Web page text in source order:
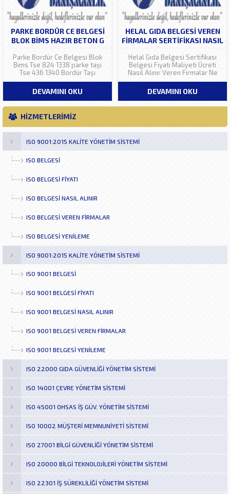
PARKE BORDÜR CE BELGESI
BLOK BIMS HAZIR BETON G
Parke Bordür Ce Belgesi Blok
Bims Tse 824 1338 parke taşı
Tse 436 1340 Bordür Taşı
Agrega Ce Fiyatı Maliyeti Ücreti
Nasıl Alınır Veren Firmalar Ne
kadar Nereden Alınır
Danışmanlık Sertifikası Yenileme
Ankara Fiyatları Maliyetleri
Yenileme Ara Denetim Geçerlilik
Süresi...
DEVAMINI OKU
HELAL GIDA BELGESI VEREN
FIRMALAR SERTIFIKASI NASIL
Helal Gıda Belgesi Sertifikası
Belgesi Fiyatı Maliyeti Ücreti
Nasıl Alınır Veren Firmalar Ne
kadar Nereden Alınır
Danışmanlık Eğitimi Yenileme
Ankara iso 9001 belgesi
Fiyatları Maliyetleri Yenileme
Kuruluşlar Belgelendirme
Firmaları İstanbul...
DEVAMINI OKU
HİZMETLERİMİZ
ISO 9001:2015 KALİTE YÖNETİM SİSTEMİ
ISO BELGESI
ISO BELGESI FIYATI
ISO BELGESI NASIL ALINIR
ISO BELGESI VEREN FIRMALAR
ISO BELGESI YENILEME
ISO 9001:2015 KALİTE YÖNETİM SİSTEMİ
ISO 9001 BELGESI
ISO 9001 BELGESI FIYATI
ISO 9001 BELGESI NASIL ALINIR
ISO 9001 BELGESI VEREN FIRMALAR
ISO 9001 BELGESI YENILEME
ISO 22000 GIDA GÜVENLİĞİ YÖNETİM SİSTEMİ
ISO 14001 ÇEVRE YÖNETİM SİSTEMİ
ISO 45001 OHSAS İŞ GÜV. YÖNETİM SİSTEMİ
ISO 10002 MÜŞTERİ MEMNUNİYETİ SİSTEMİ
ISO 27001 BİLGİ GÜVENLİĞİ YÖNETİM SİSTEMİ
ISO 20000 BİLGİ TEKNOLOJİLERİ YÖNETİM SİSTEMİ
ISO 22301 İŞ SÜREKLİLİĞİ YÖNETİM SİSTEMİ